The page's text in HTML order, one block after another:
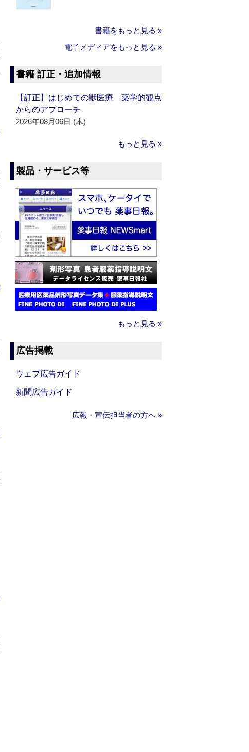
書籍をもっと見る »
電子メディアをもっと見る »
書籍 訂正・追加情報
【訂正】はじめての獣医療 薬学的観点
からのアプローチ
2026年08月06日 (木)
もっと見る »
製品・サービス等
もっと見る »
広告掲載
ウェブ広告ガイド
新聞広告ガイド
広報・宣伝担当者の方へ »